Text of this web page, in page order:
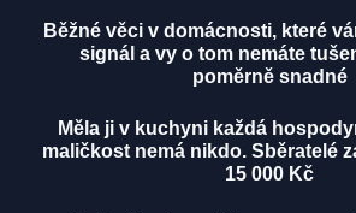
Běžné věci v domácnosti, které
signál a vy o tom nemáte
poměrně snadné
Měla ji v kuchyni každá
maličkost nemá nikdo. Sběratelé
15 000 Kč